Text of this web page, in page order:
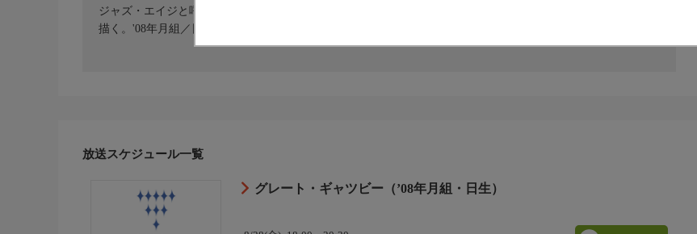
ジャズ・エイジと呼ばれた狂乱の1920年代を背景に、アメリカン・ドリームを追い求めた男の青春を華やかに
描く。'08年月組／日生／出演：瀬奈じゅん、城咲あい 他（149分）
放送スケジュール一覧
グレート・ギャツビー（’08年月組・日生）